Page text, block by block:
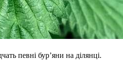
певні бур’яни на ділянці.